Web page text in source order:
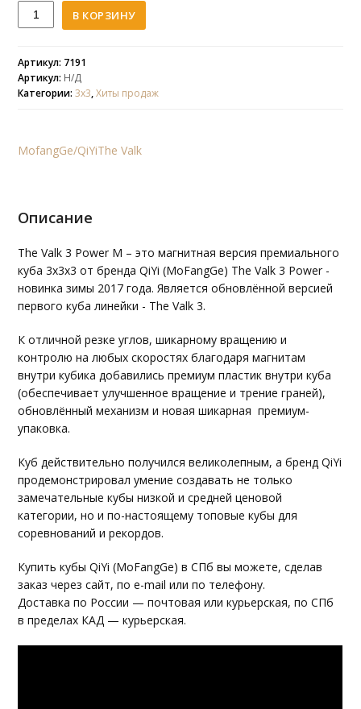
Количество
QiYi
3x3x3
Valk
3
В КОРЗИНУ
Артикул: 7191
Артикул: Н/Д
Категории:3х3,Хиты продаж
MofangGe/QiYiThe Valk
Описание
The Valk 3 Power M – это магнитная версия премиального
куба 3х3х3 от бренда QiYi (MoFangGe) The Valk 3 Power -
новинка зимы 2017 года. Является обновлённой версией
первого куба линейки - The Valk 3.
К отличной резке углов, шикарному вращению и
контролю на любых скоростях благодаря магнитам
внутри кубика добавились премиум пластик внутри куба
(обеспечивает улучшенное вращение и трение граней),
обновлённый механизм и новая шикарная премиум-
упаковка.
Куб действительно получился великолепным, а бренд QiYi
продемонстрировал умение создавать не только
замечательные кубы низкой и средней ценовой
категории, но и по-настоящему топовые кубы для
соревнований и рекордов.
Купить кубы QiYi (MoFangGe) в СПб вы можете, сделав
заказ через сайт, по e-mail или по телефону.
Доставка по России — почтовая или курьерская, по СПб
в пределах КАД — курьерская.